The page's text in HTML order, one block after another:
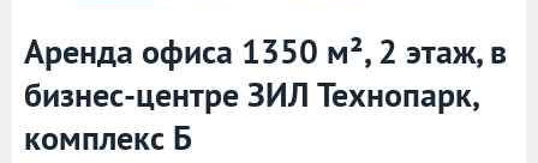
Аренда офиса 1350 м², 2 этаж, в
бизнес-центре ЗИЛ Технопарк,
комплекс Б